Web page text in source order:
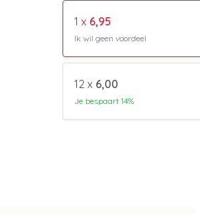
1 x 6,95
Ik wil geen voordeel
12 x 6,00
Je bespaart 14%